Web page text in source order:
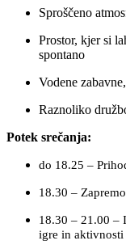
Sproščeno
Prostor, kjer si
spontano
Vodene
Raznoliko
Potek srečanja:
do 18.25 –
18.30 –
18.30 – 21.00 –
igre in aktivnosti